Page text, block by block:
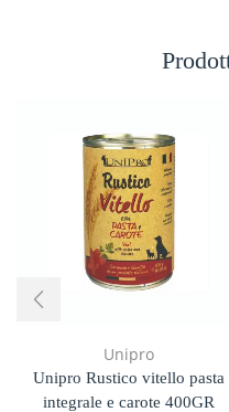
Unipro
Unipro Rustico vitello pasta
integrale e carote 400GR